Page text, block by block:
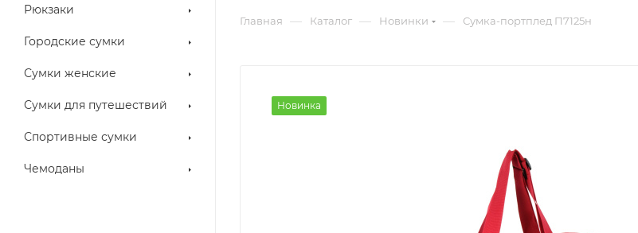
Рюкзаки
Городские сумки
Сумки женские
Сумки для путешествий
Спортивные сумки
Чемоданы
Главная — Каталог — Новинки — Сумка-портплед П7125н
Новинка